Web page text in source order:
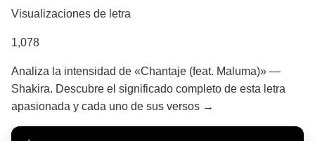
Visualizaciones de letra
1,078
Analiza la intensidad de «Chantaje (feat. Maluma)» —
Shakira. Descubre el significado completo de esta letra
apasionada y cada uno de sus versos →